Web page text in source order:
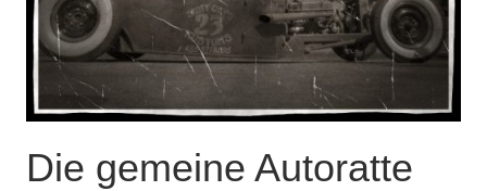
Die gemeine Autoratte